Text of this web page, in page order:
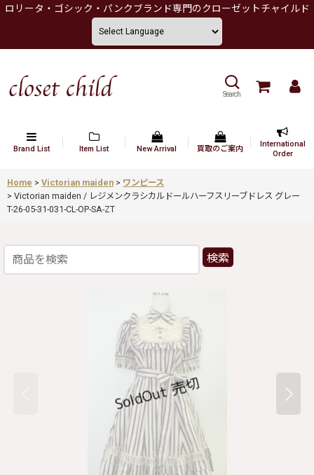
ロリータ・ゴシック・パンクブランド専門のクローゼットチャイルド
Search
Brand List Item List New Arrival 買取のご案内
International
Order
Home > Victorian maiden > ワンピース
> Victorian maiden / レジメンクラシカルドールハーフスリーブドレス グレー
T-26-05-31-031-CL-OP-SA-ZT
検索